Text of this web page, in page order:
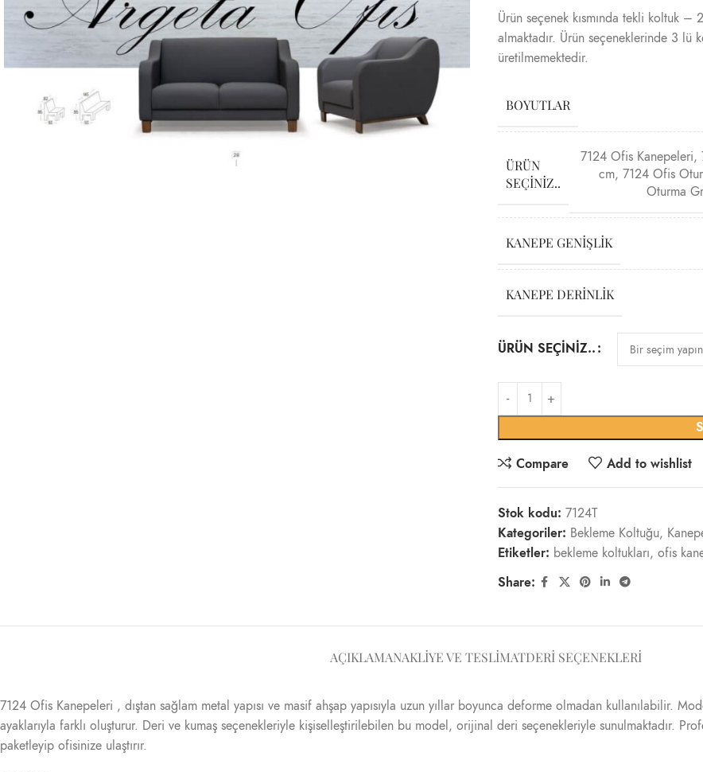
Ürün seçenek kısmında tekli koltuk
almaktadır. Ürün seçeneklerinde 3
üretilmemektedir.
BOYUTLAR
ÜRÜN
SEÇINIZ..
7124 Ofis Kanepeleri,
cm, 7124 Ofis
Oturma
KANEPE GENIŞLIK
KANEPE DERINLIK
ÜRÜN SEÇINIZ..
Compare Add to wishlist
Stok kodu: 7124T
Kategoriler: Bekleme Koltuğu,
Etiketler: bekleme koltukları, ofis
Share:
AÇIKLAMANAKLIYE VE TESLIMATDERI SEÇENEKLERI
7124 Ofis Kanepeleri , dıştan sağlam metal yapısı ve masif ahşap yapısıyla uzun yıllar boyunca deforme olmadan kullanılabilir.
ayaklarıyla farklı oluşturur. Deri ve kumaş seçenekleriyle kişiselleştirilebilen bu model, orijinal deri seçenekleriyle sunulmaktadır.
paketleyip ofisinize ulaştırır.